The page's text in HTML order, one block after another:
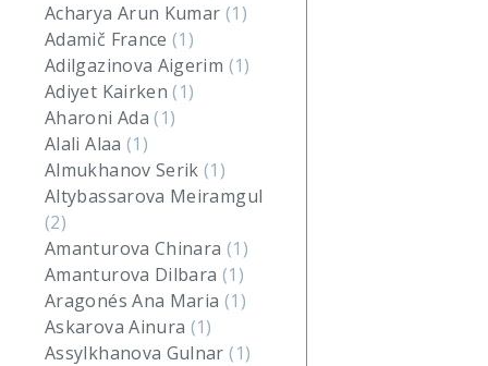
Acharya Arun Kumar (1)
Adamič France(1)
Adilgazinova Aigerim (1)
Adiyet Kairken(1)
Aharoni Ada(1)
Alali Alaa (1)
Almukhanov Serik(1)
Altybassarova Meiramgul
(2)
Amanturova Chinara (1)
Amanturova Dilbara (1)
Aragonés Ana Maria (1)
Askarova Ainura (1)
Assylkhanova Gulnar(1)